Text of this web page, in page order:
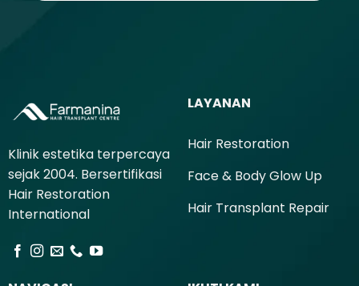
Klinik estetika terpercaya
sejak 2004. Bersertifikasi
Hair Restoration
International
LAYANAN
Hair Restoration
Face & Body Glow Up
Hair Transplant Repair